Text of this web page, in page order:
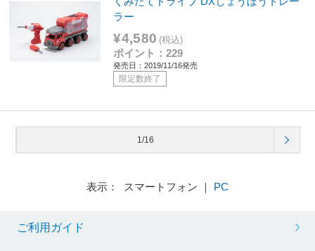
ラー
¥4,580 (税込)
ポイント：229
発売日：2019/11/16発売
限定数終了
1/16
表示： スマートフォン ｜ PC
ご利用ガイド